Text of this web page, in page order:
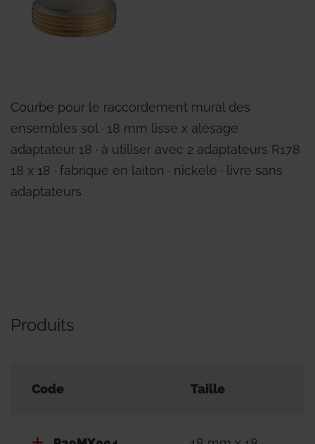
Courbe pour le raccordement mural des
ensembles sol ∙ 18 mm lisse x alésage
adaptateur 18 ∙ à utiliser avec 2 adaptateurs R178
18 x 18 ∙ fabriqué en laiton ∙ nickelé ∙ livré sans
adaptateurs
Produits
Code Taille